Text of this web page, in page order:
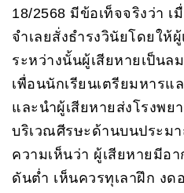
18/2568 มีข้อเท็จจริงว่า
จำเลยสั่งธำรงวินัยโดยให้
ระหว่างนั้นผู้เสียหายเป็นล
เพื่อนนักเรียนเตรียมหาร
และนำผู้เสียหายส่งโรงพ
บริเวณศีรษะด้านบนประม
ความเห็นว่า ผู้เสียหายมีอ
ดันต่ำ เห็นควรทุเลาฝึก ง